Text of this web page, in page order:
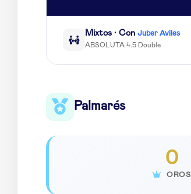
Mixtos · Con Juber Aviles
ABSOLUTA 4.5 Double
Palmarés
0
OROS